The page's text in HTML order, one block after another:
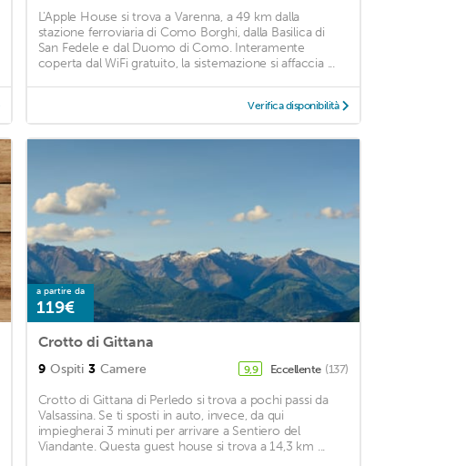
L'Apple House si trova a Varenna, a 49 km dalla
stazione ferroviaria di Como Borghi, dalla Basilica di
San Fedele e dal Duomo di Como. Interamente
coperta dal WiFi gratuito, la sistemazione si affaccia ...
Verifica disponibilità
a partire da
119€
Crotto di Gittana
9 Ospiti 3 Camere 9,9 Eccellente (137)
Crotto di Gittana di Perledo si trova a pochi passi da
Valsassina. Se ti sposti in auto, invece, da qui
impiegherai 3 minuti per arrivare a Sentiero del
Viandante. Questa guest house si trova a 14,3 km ...